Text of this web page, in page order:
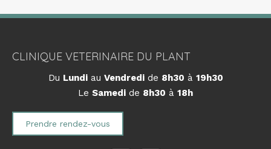
CLINIQUE VETERINAIRE DU PLANT
Du Lundiau Vendredide 8h30 à 19h30
Le Samedi de 8h30 à 18h
Prendre rendez-vous